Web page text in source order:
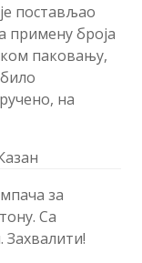
постављао
примену броја
паковању,
на
за
Са